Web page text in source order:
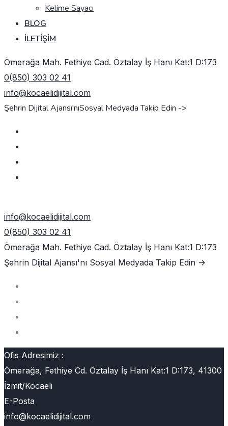
Kelime Sayacı
BLOG
İLETIŞIM
Ömerağa Mah. Fethiye Cad. Öztalay İş Hanı Kat:1 D:173
0(850) 303 02 41
info@kocaelidijital.com
Şehrin Dijital Ajansı'nıSosyal Medyada Takip Edin ->
info@kocaelidijital.com
0(850) 303 02 41
Ömerağa Mah. Fethiye Cad. Öztalay İş Hanı Kat:1 D:173
Şehrin Dijital Ajansı'nı Sosyal Medyada Takip Edin ->
Ofis Adresimiz :
Ömerağa, Fethiye Cd. Öztalay İş Hanı Kat:1 D:173, 41300
İzmit/Kocaeli
E-Posta
info@kocaelidijital.com